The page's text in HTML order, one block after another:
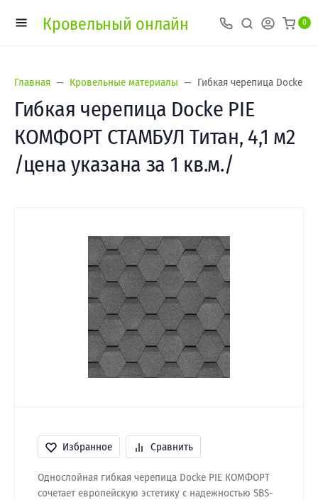
Кровельный онлайн 0
Главная Кровельные материалы Гибкая черепица Docke
Гибкая черепица Docke PIE
КОМФОРТ СТАМБУЛ Титан, 4,1 м2
/цена указана за 1 кв.м./
Избранное Сравнить
Однослойная гибкая черепица Docke PIE КОМФОРТ
сочетает европейскую эстетику с надежностью SBS-